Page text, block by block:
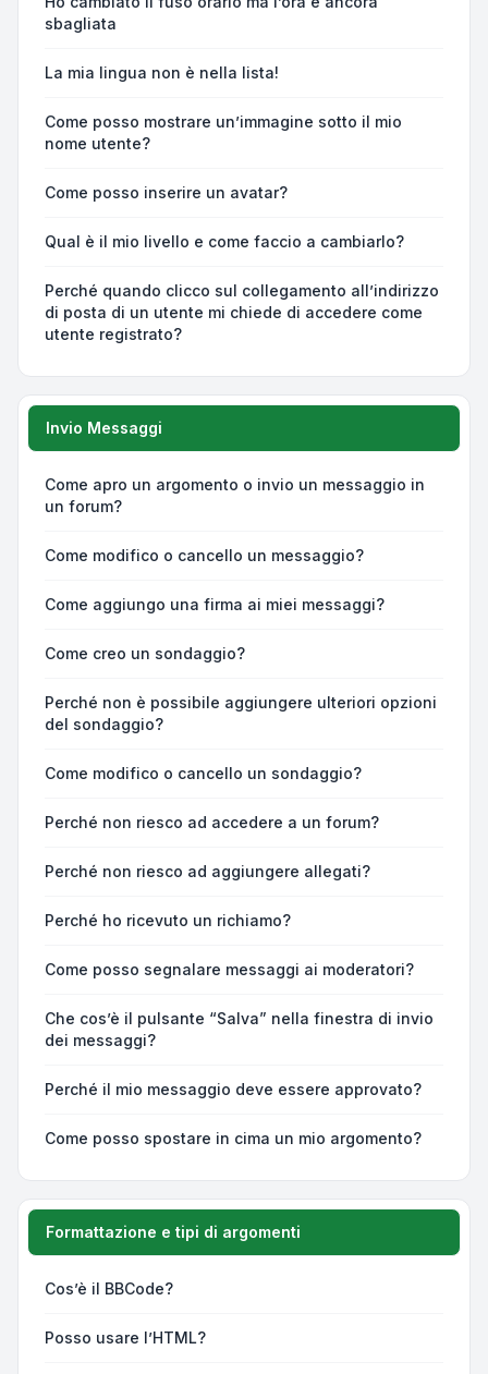
sbagliata
La mia lingua non è nella lista!
Come posso mostrare un’immagine sotto il mio
nome utente?
Come posso inserire un avatar?
Qual è il mio livello e come faccio a cambiarlo?
Perché quando clicco sul collegamento all’indirizzo
di posta di un utente mi chiede di accedere come
utente registrato?
Invio Messaggi
Come apro un argomento o invio un messaggio in
un forum?
Come modifico o cancello un messaggio?
Come aggiungo una firma ai miei messaggi?
Come creo un sondaggio?
Perché non è possibile aggiungere ulteriori opzioni
del sondaggio?
Come modifico o cancello un sondaggio?
Perché non riesco ad accedere a un forum?
Perché non riesco ad aggiungere allegati?
Perché ho ricevuto un richiamo?
Come posso segnalare messaggi ai moderatori?
Che cos’è il pulsante “Salva” nella finestra di invio
dei messaggi?
Perché il mio messaggio deve essere approvato?
Come posso spostare in cima un mio argomento?
Formattazione e tipi di argomenti
Cos’è il BBCode?
Posso usare l’HTML?